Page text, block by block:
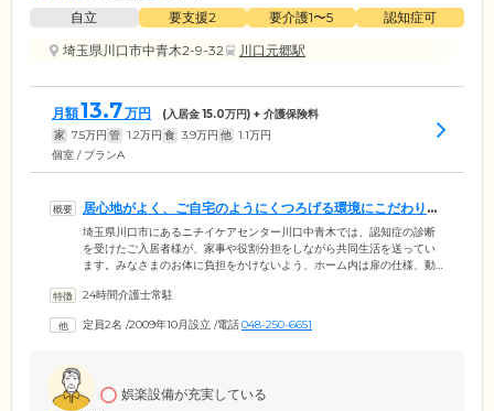
自立 要支援2 要介護1〜5
認知症可
埼玉県川口市中青木2-9-32
川口元郷駅
月額13.7万円 (入居金15.0万円) + 介護保険料
家 7.5万円 管 1.2万円 食 3.9万円 他 1.1万円
個室 / プランA
居心地がよく、ご自宅のようにくつろげる環境にこだわりま
した
埼玉県川口市にあるニチイケアセンター川口中青木では、認知症の診断
を受けたご入居者様が、家事や役割分担をしながら共同生活を送ってい
ます。みなさまのお体に負担をかけないよう、ホーム内は扉の仕様、動
ペースには畳のお部屋があり、ホッとくつろいでいただけます。浴室は
ニットバスを設置。リラックスして、癒しのひとときをお過ごしくださ
24時間介護士常駐
定員2名 /2009年10月設立 /電話048-250-6651
娯楽設備が充実している